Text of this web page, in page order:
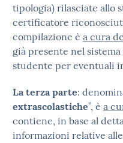
tipologia) rilasciate allo
certificatore
compilazione è a cura
già presente nel
studente per eventuali
La terza parte:
extrascolastiche”, è a
contiene, in base al
informazioni relative